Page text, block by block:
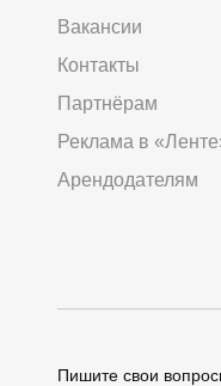
Вакансии
Контакты
Партнёрам
Реклама в
Арендодателям
Пишите свои